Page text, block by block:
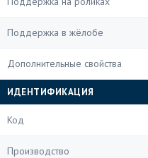
Поддержка в жёлобе
Дополнительные свойства
ИДЕНТИФИКАЦИЯ
Код
Производство